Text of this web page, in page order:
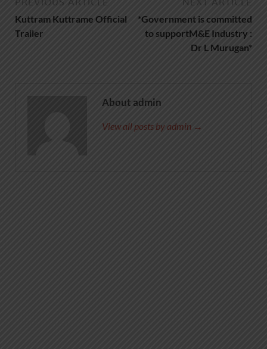
Kuttram Kuttrame Official
Trailer
*Government is committed
to supportM&E Industry :
Dr L Murugan*
About admin
View all posts by admin →